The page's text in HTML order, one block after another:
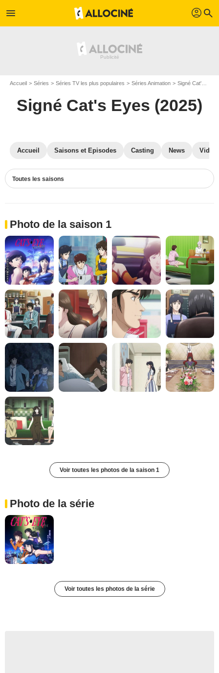
menu profil search
Accueil Séries Séries TV les plus populaires Séries Animation Signé Cat's Eyes (2025)
Signé Cat's Eyes (2025)
Accueil Saisons et Episodes Casting News
Toutes les saisons
Photo de la saison 1
Voir toutes les photos de la saison 1
Photo de la série
Voir toutes les photos de la série